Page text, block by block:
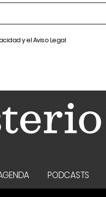
y elAviso Legal
PODCASTS